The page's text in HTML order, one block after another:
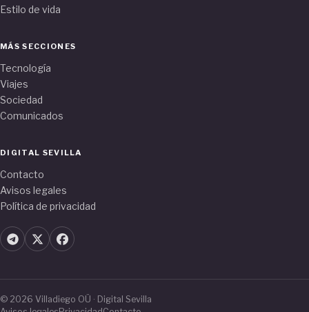
Estilo de vida
MÁS SECCIONES
Tecnología
Viajes
Sociedad
Comunicados
DIGITAL SEVILLA
Contacto
Avisos legales
Política de privacidad
© 2026 Villadiego OÜ · Digital Sevilla